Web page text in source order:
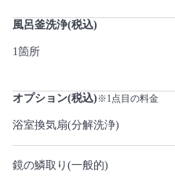
風呂釜洗浄(税込)
1箇所
オプション(税込)※1点目の料金
浴室換気扇(分解洗浄)
鏡の鱗取り(一般的)